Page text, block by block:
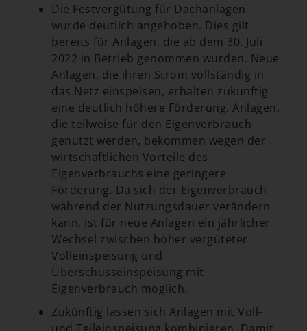
Die Festvergütung für Dachanlagen
wurde deutlich angehoben. Dies gilt
bereits für Anlagen, die ab dem 30. Juli
2022 in Betrieb genommen wurden. Neue
Anlagen, die ihren Strom vollständig in
das Netz einspeisen, erhalten zukünftig
eine deutlich höhere Förderung. Anlagen,
die teilweise für den Eigenverbrauch
genutzt werden, bekommen wegen der
wirtschaftlichen Vorteile des
Eigenverbrauchs eine geringere
Förderung. Da sich der Eigenverbrauch
während der Nutzungsdauer verändern
kann, ist für neue Anlagen ein jährlicher
Wechsel zwischen höher vergüteter
Volleinspeisung und
Überschusseinspeisung mit
Eigenverbrauch möglich.
Zukünftig lassen sich Anlagen mit Voll-